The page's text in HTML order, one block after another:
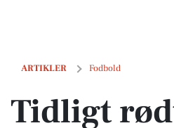
ARTIKLER Fodbold
Tidligt rødt kort fik stor betydning
Tidligt